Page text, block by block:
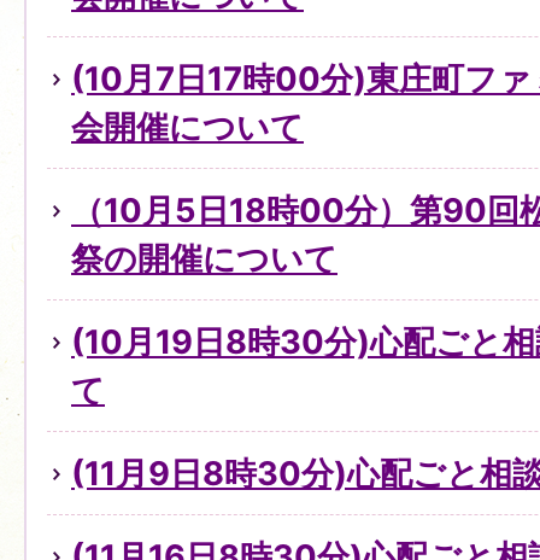
(10月7日17時00分)東庄町フ
会開催について
（10月5日18時00分）第90回
祭の開催について
(10月19日8時30分)心配ごと
て
(11月9日8時30分)心配ごと相